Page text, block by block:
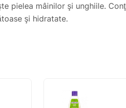
pielea mâinilor şi unghiile.
şi hidratate.